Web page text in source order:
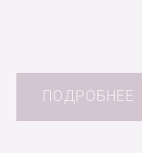
ПОДРОБНЕЕ